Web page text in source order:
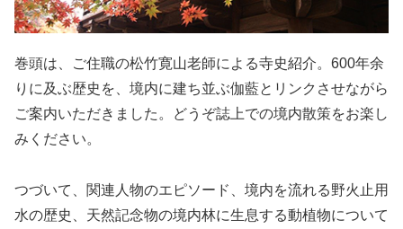
巻頭は、ご住職の松竹寛山老師による寺史紹介。600年余
りに及ぶ歴史を、境内に建ち並ぶ伽藍とリンクさせながら
ご案内いただきました。どうぞ誌上での境内散策をお楽し
みください。
つづいて、関連人物のエピソード、境内を流れる野火止用
水の歴史、天然記念物の境内林に生息する動植物について